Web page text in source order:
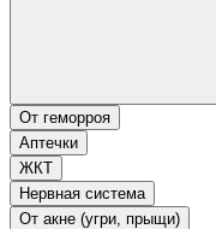
От геморроя
Аптечки
ЖКТ
Нервная система
От акне (угри, прыщи)